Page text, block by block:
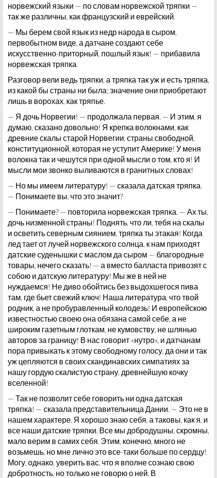
норвежский языки — по словам норвежской тряпки —
так же различны, как французский и еврейский.
— Мы берем свой язык из недр народа в сыром,
первобытном виде, а датчане создают себе
искусственно-приторный, пошлый язык! — прибавила
норвежская тряпка.
Разговор вели ведь тряпки, а тряпка так уж и есть тряпка,
из какой бы страны ни была; значение они приобретают
лишь в ворохах, как тряпье.
— Я дочь Норвегии! — продолжала первая. — И этим, я
думаю, сказано довольно! Я крепка волокнами, как
древние скалы старой Норвегии, страны свободной,
конституционной, которая не уступит Америке! У меня
волокна так и чешутся при одной мысли о том, кто я! И
мысли мои звонко выливаются в гранитных словах!
— Но мы имеем литературу! — сказала датская тряпка.
— Понимаете вы, что это значит?
— Понимаете? — повторила норвежская тряпка. — Ах ты,
дочь низменной страны! Поднять, что ли, тебя на скалы
и осветить северным сиянием, тряпка ты этакая! Когда
лед тает от лучей норвежского солнца, к нам приходят
датские суденышки с маслом да сыром — благородные
товары, нечего сказать! — а вместо балласта привозят с
собою и датскую литературу! Мы же в ней не
нуждаемся! Не диво обойтись без выдохшегося пива
там, где бьет свежий ключ! Наша литература, что твой
родник, а не пробуравленный колодезь! И европейскою
известностью своею она обязана самой себе, а не
широким газетным глоткам, не кумовству, не шлянью
авторов за границу! В нас говорит «нутро», и датчанам
пора привыкать к этому свободному голосу, да они и так
уж цепляются в своих скандинавских симпатиях за
нашу гордую скалистую страну, древнейшую кочку
вселенной!
— Так не позволит себе говорить ни одна датская
тряпка! — сказала представительница Дании. — Это не в
нашем характере. Я хорошо знаю себя, а таковы, как я, и
все наши датские тряпки. Все мы добродушны, скромны,
мало верим в самих себя. Этим, конечно, много не
возьмешь, но мне лично это все-таки больше по сердцу!
Могу, однако, уверить вас, что я вполне сознаю свою
добротность, но только не говорю о ней. В